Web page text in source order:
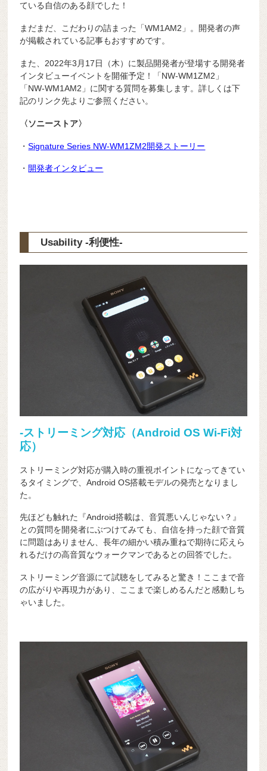
ている自信のある顔でした！
まだまだ、こだわりの詰まった「WM1AM2」。開発者の声
が掲載されている記事もおすすめです。
また、2022年3月17日（木）に製品開発者が登場する開発者
インタビューイベントを開催予定！「NW-WM1ZM2」
「NW-WM1AM2」に関する質問を募集します。詳しくは下
記のリンク先よりご参照ください。
〈ソニーストア〉
・Signature Series NW-WM1ZM2開発ストーリー
・ 開発者インタビュー
Usability -利便性-
-ストリーミング対応（Android OS Wi-Fi対
応）
ストリーミング対応が購入時の重視ポイントになってきてい
るタイミングで、Android OS搭載モデルの発売となりまし
た。
先ほども触れた『Android搭載は、音質悪いんじゃない？』
との質問を開発者にぶつけてみても、自信を持った顔で音質
に問題はありません、長年の細かい積み重ねで期待に応えら
れるだけの高音質なウォークマンであるとの回答でした。
ストリーミング音源にて試聴をしてみると驚き！ここまで音
の広がりや再現力があり、ここまで楽しめるんだと感動しち
ゃいました。